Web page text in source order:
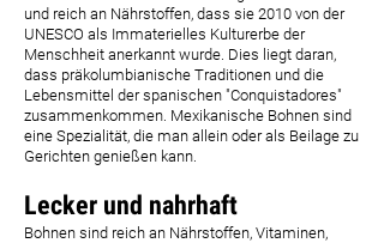
und reich an Nährstoffen, dass sie 2010 von der
UNESCO als Immaterielles Kulturerbe der
Menschheit anerkannt wurde. Dies liegt daran,
dass präkolumbianische Traditionen und die
Lebensmittel der spanischen "Conquistadores"
zusammenkommen. Mexikanische Bohnen sind
eine Spezialität, die man allein oder als Beilage zu
Gerichten genießen kann.
Lecker und nahrhaft
Bohnen sind reich an Nährstoffen, Vitaminen,